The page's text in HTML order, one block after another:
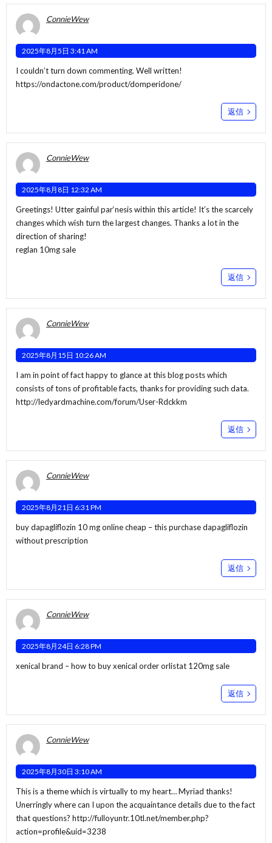
ConnieWew
2025年8月5日 3:41 AM
I couldn’t turn down commenting. Well written!
https://ondactone.com/product/domperidone/
返信
ConnieWew
2025年8月8日 12:32 AM
Greetings! Utter gainful par‘nesis within this article! It’s the scarcely
changes which wish turn the largest changes. Thanks a lot in the
direction of sharing!
reglan 10mg sale
返信
ConnieWew
2025年8月15日 10:26 AM
I am in point of fact happy to glance at this blog posts which
consists of tons of profitable facts, thanks for providing such data.
http://ledyardmachine.com/forum/User-Rdckkm
返信
ConnieWew
2025年8月21日 6:31 PM
buy dapagliflozin 10 mg online cheap –thispurchase dapagliflozin
without prescription
返信
ConnieWew
2025年8月24日 6:28 PM
xenical brand –how to buy xenical order orlistat 120mg sale
返信
ConnieWew
2025年8月30日 3:10 AM
This is a theme which is virtually to my heart… Myriad thanks!
Unerringly where can I upon the acquaintance details due to the fact
that questions? http://fulloyuntr.10tl.net/member.php?
action=profile&uid=3238